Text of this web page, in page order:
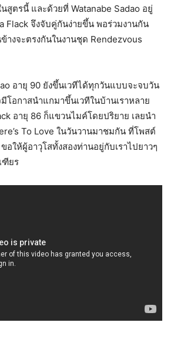
นสูตรนี้ และด้วยที่ Watanabe Sadao อยู่
Flack จึงจับคู่กันง่ายขึ้น พอร่วมงานกัน
างจะตรงกันในงานชุด Rendezvous
อายุ 90 ยังขึ้นเวทีได้ทุกวันแบบจะจบวัน
อกาสนำแกมาขึ้นเวทีในบ้านเราหลาย
อายุ 86 ก็แขวนไมค์โดยปริยาย เลยนำ
To Love ในวันวานมาชมกัน ที่โพสต์
อให้ผู้อาวุโสทั้งสองท่านอยู่กับเราไปยาวๆ
ฑียร